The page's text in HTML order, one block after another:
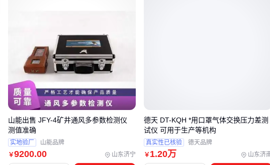
间歇性粉尘爆发可能导致瞬时超量程
长时间高浓度运行会加速传感器损耗
潮湿环境可能影响光学元件精度
若存在上述风险，应考虑带自动稀释功能的防爆型号或定期校
三、车间、实验室、户外场景下如何匹配颗粒物检测
￥9200.00 山东济宁
山能出售 JFY-4矿井通风多参数检测仪
测值准确
实地验厂 山能品牌
￥ 1.20万 山东济
德天 DT-KQH *用口罩气体交换压力差测
试仪 可用于生产等机构
真实性已核验 德天品牌